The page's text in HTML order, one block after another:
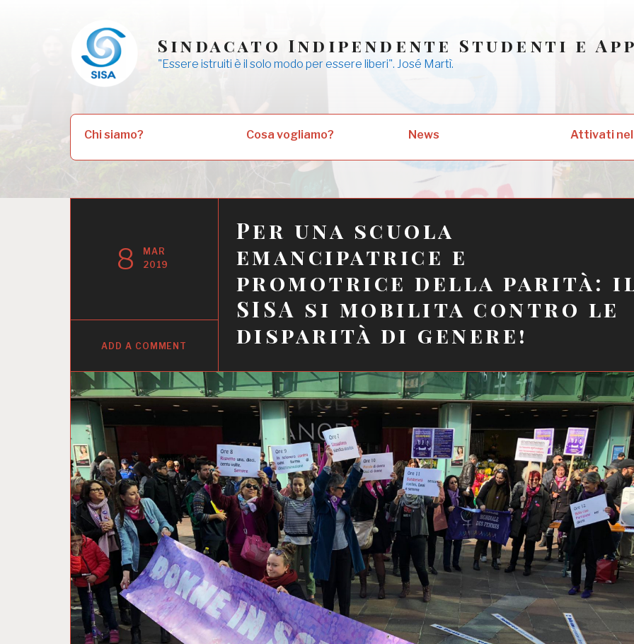
Sindacato Indipendente Studenti e
"Essere istruiti è il solo modo per essere liberi". José Martì.
Chi siamo? Cosa vogliamo? News Attivati nel
Per una scuola
emancipatrice e
promotrice della parità:
SISA si mobilita contro le
disparità di genere!
8
MAR
2019
ADD A COMMENT